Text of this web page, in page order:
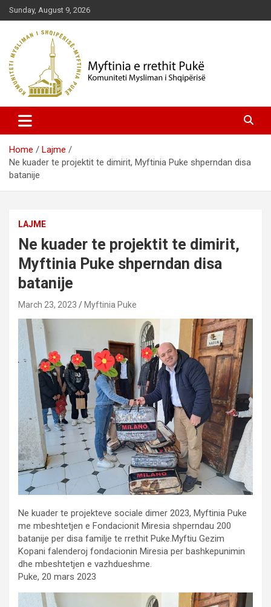
Skip
to
content
Sunday, August 9, 2026
Myftinia Pukë | Faqja Zyrtare
Home
Lajme
Ne kuader te projektit te dimirit, Myftinia Puke shperndan disa
batanije
LAJME
Ne kuader te projektit te dimirit,
Myftinia Puke shperndan disa
batanije
March 23, 2023 Myftinia Puke
Ne kuader te projekteve sociale dimer 2023, Myftinia Puke
me mbeshtetjen e Fondacionit Miresia shperndau 200
batanije per disa familje te rrethit Puke.Myftiu Gezim
Kopani falenderoj fondacionin Miresia per bashkepunimin
dhe mbeshtetjen e vazhdueshme.
Puke, 20 mars 2023